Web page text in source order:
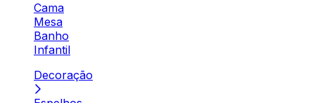
Cama
Mesa
Banho
Infantil
Decoração